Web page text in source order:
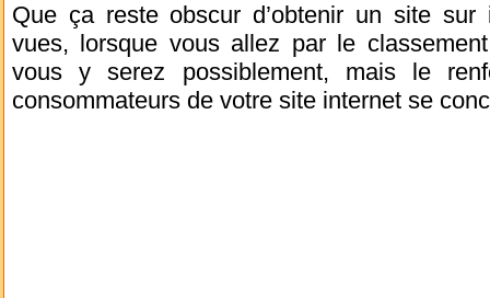
Que ça reste obscur d’obtenir un site sur
vues, lorsque vous allez par le
vous y serez possiblement, mais le
consommateurs de votre site internet se